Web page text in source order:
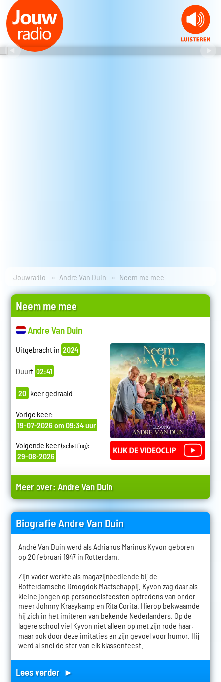
Jouwradio Andre Van Duin Neem me mee
Neem me mee
Andre Van Duin
Uitgebracht in 2024
Duurt 02:41
20 keer gedraaid
Vorige keer:
19-07-2026 om 09:34 uur
Volgende keer(schatting):
29-08-2026
Meer over:Andre Van Duin
Biografie Andre Van Duin
André Van Duin werd als Adrianus Marinus Kyvon geboren
op 20 februari 1947 in Rotterdam.
Zijn vader werkte als magazijnbediende bij de
Rotterdamsche Droogdok Maatschappij. Kyvon zag daar als
kleine jongen op personeelsfeesten optredens van onder
meer Johnny Kraaykamp en Rita Corita. Hierop bekwaamde
hij zich in het imiteren van bekende Nederlanders. Op de
lagere school viel Kyvon niet alleen op met zijn rode haar,
maar ook door deze imitaties en zijn gevoel voor humor. Hij
werd al snel de ster van elk klassenfeest.
Lees verder ►